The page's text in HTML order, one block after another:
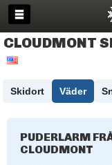
CLOUDMONT
Skidort Väder
PUDERLARM
CLOUDMONT